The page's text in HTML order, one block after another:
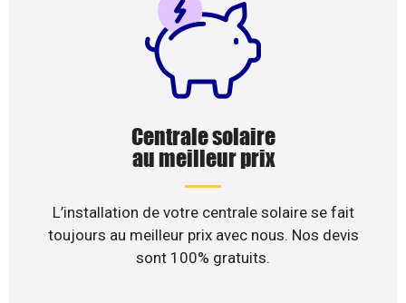
Centrale solaire
au meilleur prix
L’installation de votre centrale solaire se fait
toujours au meilleur prix avec nous. Nos devis
sont 100% gratuits.